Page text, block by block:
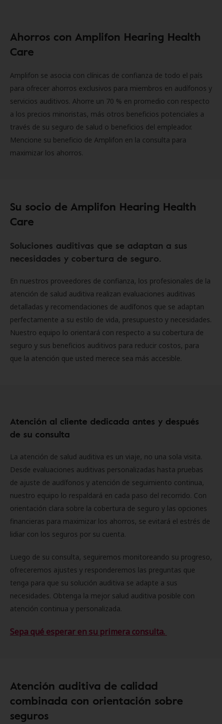
Ahorros con Amplifon Hearing Health
Care
Amplifon se asocia con clínicas de confianza de todo el país
para ofrecer ahorros exclusivos para miembros en audífonos y
servicios auditivos. Ahorre un 70 % en promedio con respecto
a los precios minoristas, más otros beneficios potenciales a
través de su seguro de salud o beneficios del empleador.
Mencione su beneficio de Amplifon en la consulta para
maximizar los ahorros.
Su socio de Amplifon Hearing Health
Care
Soluciones auditivas que se adaptan a sus
necesidades y cobertura de seguro.
En nuestros proveedores de confianza, los profesionales de la
atención de salud auditiva realizan evaluaciones auditivas
detalladas y recomendaciones de audífonos que se adaptan
perfectamente a su estilo de vida, presupuesto y necesidades.
Nuestro equipo lo orientará con respecto a su cobertura de
seguro y sus beneficios auditivos para reducir costos, para
que la atención que usted merece sea más accesible.
Atención al cliente dedicada antes y después
de su consulta
La atención de salud auditiva es un viaje, no una sola visita.
Desde evaluaciones auditivas personalizadas hasta pruebas
de ajuste de audífonos y atención de seguimiento continua,
nuestro equipo lo respaldará en cada paso del recorrido. Con
orientación clara sobre la cobertura de seguro y las opciones
financieras para maximizar los ahorros, se evitará el estrés de
lidiar con los seguros por su cuenta.
Luego de su consulta, seguiremos monitoreando su progreso,
ofreceremos ajustes y responderemos las preguntas que
tenga para que su solución auditiva se adapte a sus
necesidades. Obtenga la mejor salud auditiva posible con
atención continua y personalizada.
Sepa qué esperar en su primera consulta.
Atención auditiva de calidad
combinada con orientación sobre
seguros